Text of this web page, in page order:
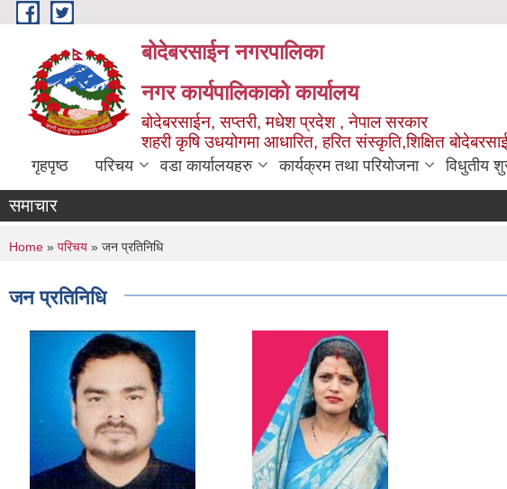
Skip to main content
बोदेबरसाईन नगरपालिका
नगर कार्यपालिकाको कार्यालय
बोदेबरसाईन, सप्तरी, मधेश प्रदेश , नेपाल सरकार
शहरी कृषि उधयोगमा आधारित, हरित संस्कृति,शिक्षित
गृहपृष्ठ परिचय वडा कार्यालयहरु कार्यक्रम तथा परियोजना विधुतीय
समाचार
You are here
Home » परिचय » जन प्रतिनिधि
जन प्रतिनिधि